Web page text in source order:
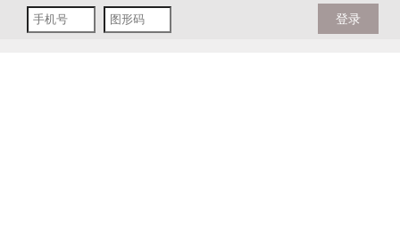
登录